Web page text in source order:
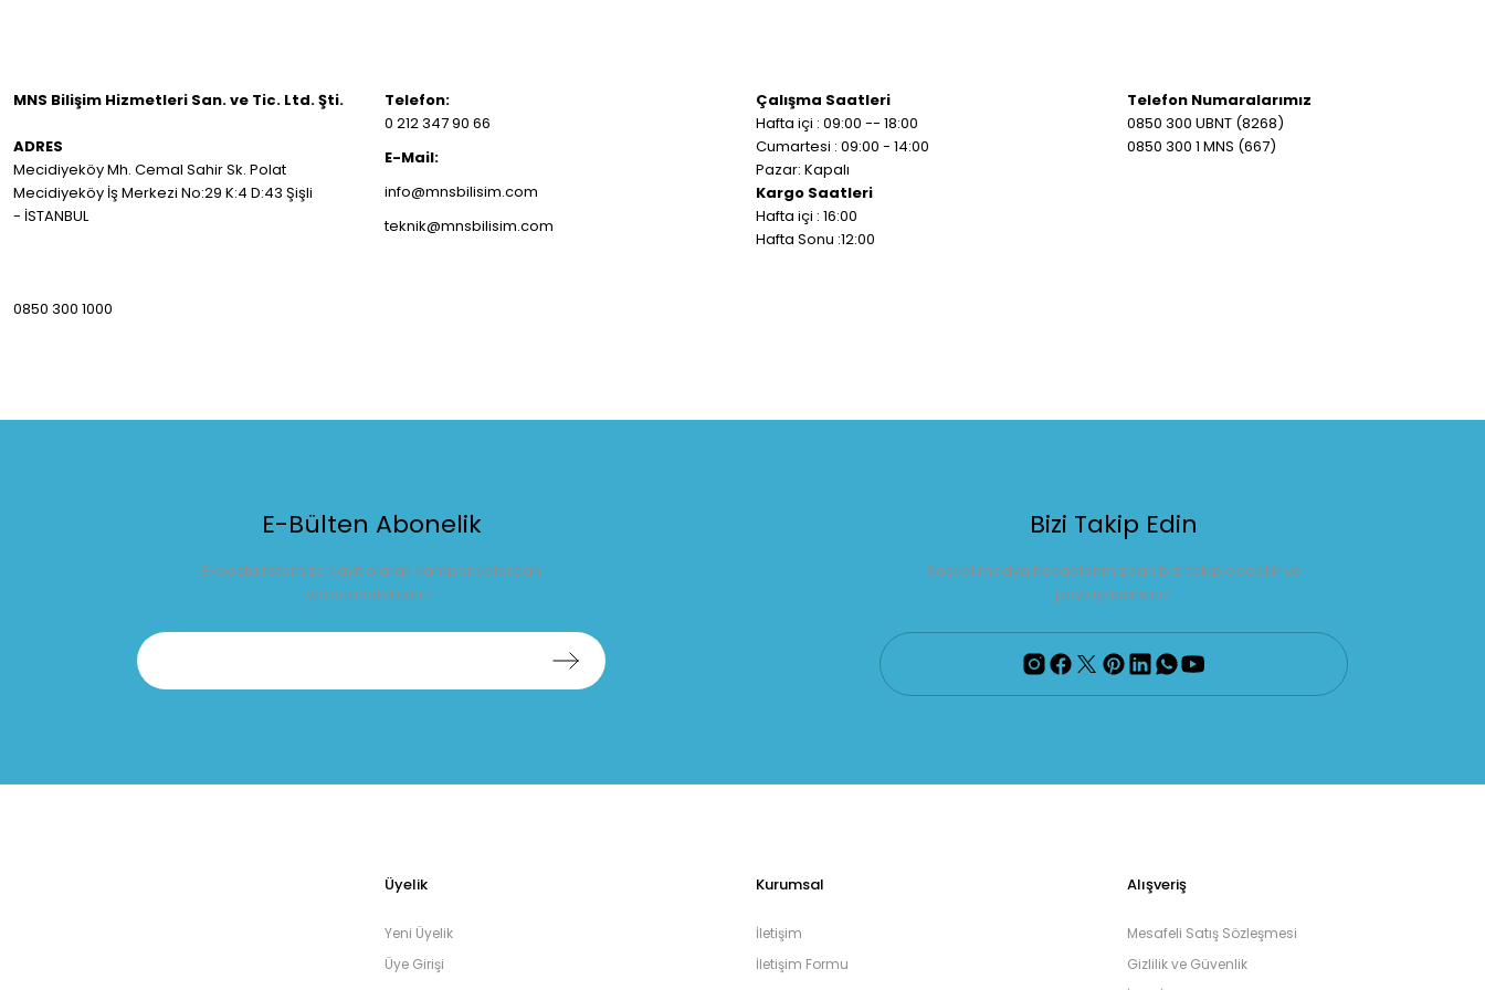
MNS Bilişim Hizmetleri San. ve Tic. Ltd. Şti.
ADRES
Mecidiyeköy Mh. Cemal Sahir Sk. Polat
Mecidiyeköy İş Merkezi No:29 K:4 D:43 Şişli
- İSTANBUL
Telefon:
0 212 347 90 66
E-Mail:
info@mnsbilisim.com
teknik@mnsbilisim.com
Çalışma Saatleri
Hafta içi : 09:00 -- 18:00
Cumartesi : 09:00 - 14:00
Pazar: Kapalı
Kargo Saatleri
Hafta içi : 16:00
Hafta Sonu :12:00
Telefon Numaralarımız
0850 300 UBNT (8268)
0850 300 1 MNS (667)
0850 300 1000
E-Bülten Abonelik
E-posta listemize kayıt olarak kampanyalardan
yararlanabilirsiniz.
Bizi Takip Edin
Sosyal medya hesaplarımızdan bizi takip edebilir ve
paylaşabilirsiniz.
Üyelik
Yeni Üyelik
Üye Girişi
Kurumsal
İletişim
İletişim Formu
Alışveriş
Mesafeli Satış Sözleşmesi
Gizlilik ve Güvenlik